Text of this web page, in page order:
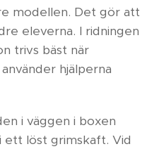
modellen. Det gör att
eleverna. I ridningen
trivs bäst när
hjälperna
i väggen i boxen
ett löst grimskaft. Vid